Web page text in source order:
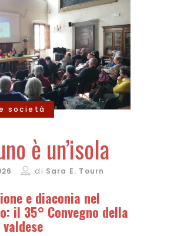
società
è un’isola
di Sara E. Tourn
e diaconia nel
il 35° Convegno della